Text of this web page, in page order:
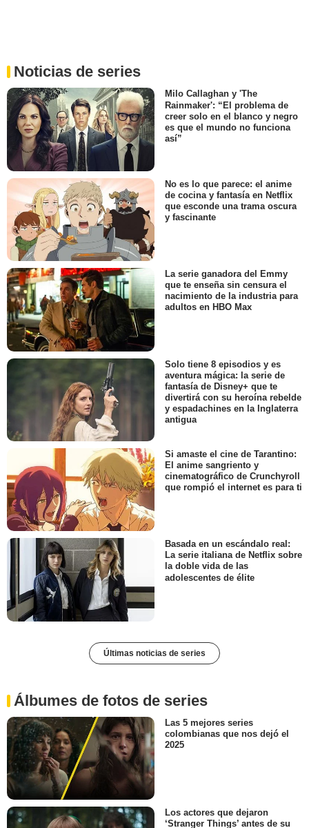
Noticias de series
Milo Callaghan y 'The
Rainmaker': “El problema de
creer solo en el blanco y negro
es que el mundo no funciona
así”
No es lo que parece: el anime
de cocina y fantasía en Netflix
que esconde una trama oscura
y fascinante
La serie ganadora del Emmy
que te enseña sin censura el
nacimiento de la industria para
adultos en HBO Max
Solo tiene 8 episodios y es
aventura mágica: la serie de
fantasía de Disney+ que te
divertirá con su heroína rebelde
y espadachines en la Inglaterra
antigua
Si amaste el cine de Tarantino:
El anime sangriento y
cinematográfico de Crunchyroll
que rompió el internet es para ti
Basada en un escándalo real:
La serie italiana de Netflix sobre
la doble vida de las
adolescentes de élite
Últimas noticias de series
Álbumes de fotos de series
Las 5 mejores series
colombianas que nos dejó el
2025
Los actores que dejaron
‘Stranger Things’ antes de su